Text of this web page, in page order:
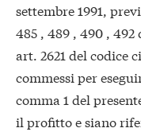
settembre 1991,
485 , 489 , 490 ,
art. 2621 del codice
commessi per
comma 1 del
il profitto e siano